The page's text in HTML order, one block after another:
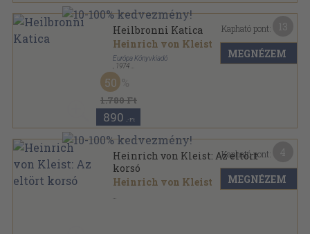
Heilbronni Katica
Heinrich von Kleist
Európa Könyvkiadó
1974
Ragasztott papírkötés
1.780 Ft
50
890 ,-Ft
Kapható pont:
MEGNÉZEM
Heinrich von Kleist: Az eltört
korsó
Heinrich von Kleist
Kapható pont:
MEGNÉZEM